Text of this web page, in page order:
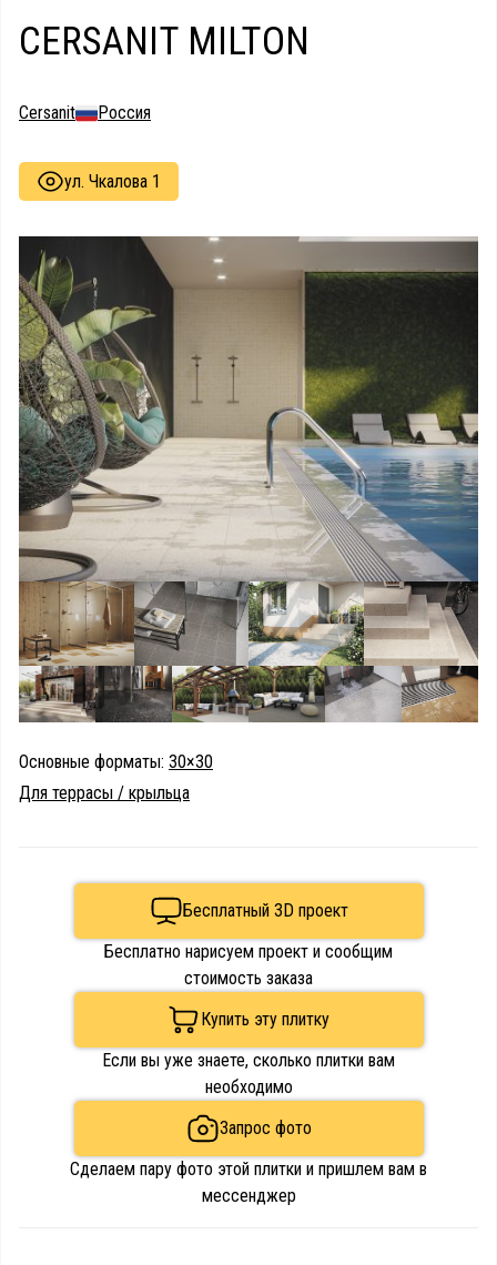
CERSANIT MILTON
Cersanit Россия
ул. Чкалова 1
Основные форматы: 30×30
Для террасы / крыльца
Бесплатный 3D проект
Бесплатно нарисуем проект и сообщим
стоимость заказа
Купить эту плитку
Если вы уже знаете, сколько плитки вам
необходимо
Запрос фото
Сделаем пару фото этой плитки и пришлем вам в
мессенджер